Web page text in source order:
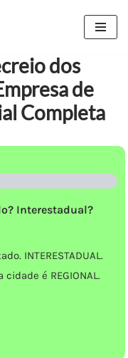
dos
de
Completa
Interestadual?
INTERESTADUAL.
é REGIONAL.